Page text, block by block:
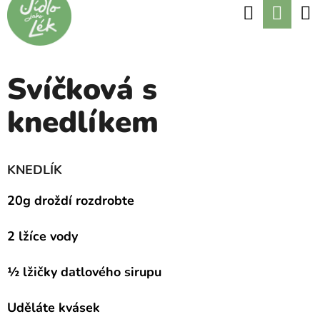
Přejít
na
Hledat
Svíčková s
knedlíkem
KNEDLÍK
20g droždí rozdrobte
2 lžíce vody
½ lžičky datlového sirupu
Uděláte kvásek
K
O
K
Zpět
Zpět
C
O
P
O
Ř
E
U
J